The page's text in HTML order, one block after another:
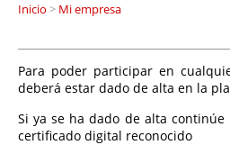
Inicio >Mi empresa
Para poder participar en
deberá estar dado de alta en la
Si ya se ha dado de alta
certificado digital reconocido